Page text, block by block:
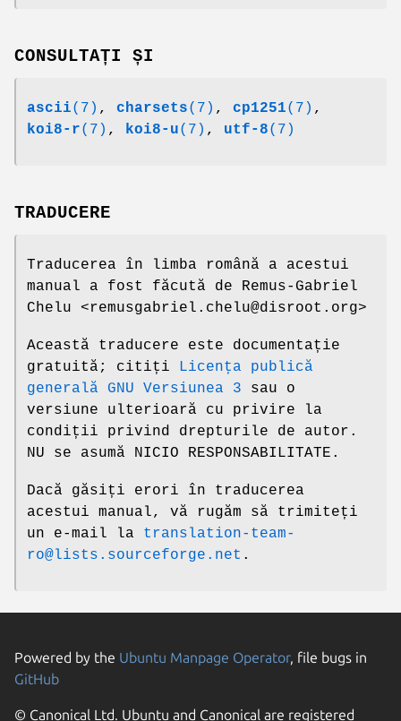
CONSULTAȚI ȘI
ascii(7) , charsets(7) , cp1251(7) ,
koi8-r(7) , koi8-u(7) , utf-8(7)
TRADUCERE
Traducerea în limba română a acestui
manual a fost făcută de Remus-Gabriel
Chelu <remusgabriel.chelu@disroot.org>
Această traducere este documentație
gratuită; citiți Licența publică
generală GNU Versiunea 3 sau o
versiune ulterioară cu privire la
condiții privind drepturile de autor.
NU se asumă NICIO RESPONSABILITATE.
Dacă găsiți erori în traducerea
acestui manual, vă rugăm să trimiteți
un e-mail la translation-team-
ro@lists.sourceforge.net .
Powered by the Ubuntu Manpage Operator, file bugs in
GitHub
© Canonical Ltd. Ubuntu and Canonical are registered